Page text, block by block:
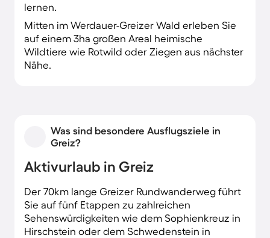
lernen.
Mitten im Werdauer-Greizer Wald erleben Sie
auf einem 3ha großen Areal heimische
Wildtiere wie Rotwild oder Ziegen aus nächster
Nähe.
Was sind besondere Ausflugsziele in
Greiz?
Aktivurlaub in Greiz
Der 70km lange Greizer Rundwanderweg führt
Sie auf fünf Etappen zu zahlreichen
Sehenswürdigkeiten wie dem Sophienkreuz in
Hirschstein oder dem Schwedenstein in